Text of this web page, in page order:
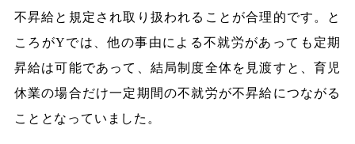
不昇給と規定され取り扱われることが合理的です。と
ころがYでは、他の事由による不就労があっても定期
昇給は可能であって、結局制度全体を見渡すと、育児
休業の場合だけ一定期間の不就労が不昇給につながる
こととなっていました。